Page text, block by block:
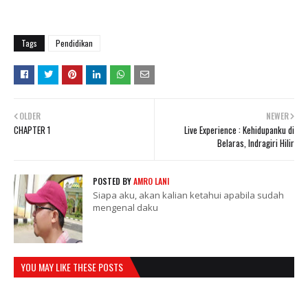
Tags Pendidikan
NEWER
Live Experience : Kehidupanku di
Belaras, Indragiri Hilir
OLDER
CHAPTER 1
POSTED BYAMRO LANI
Siapa aku, akan kalian ketahui apabila sudah
mengenal daku
YOU MAY LIKE THESE POSTS